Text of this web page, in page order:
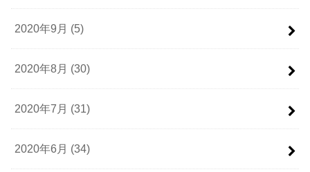
2020年9月 (5)
2020年8月 (30)
2020年7月 (31)
2020年6月 (34)